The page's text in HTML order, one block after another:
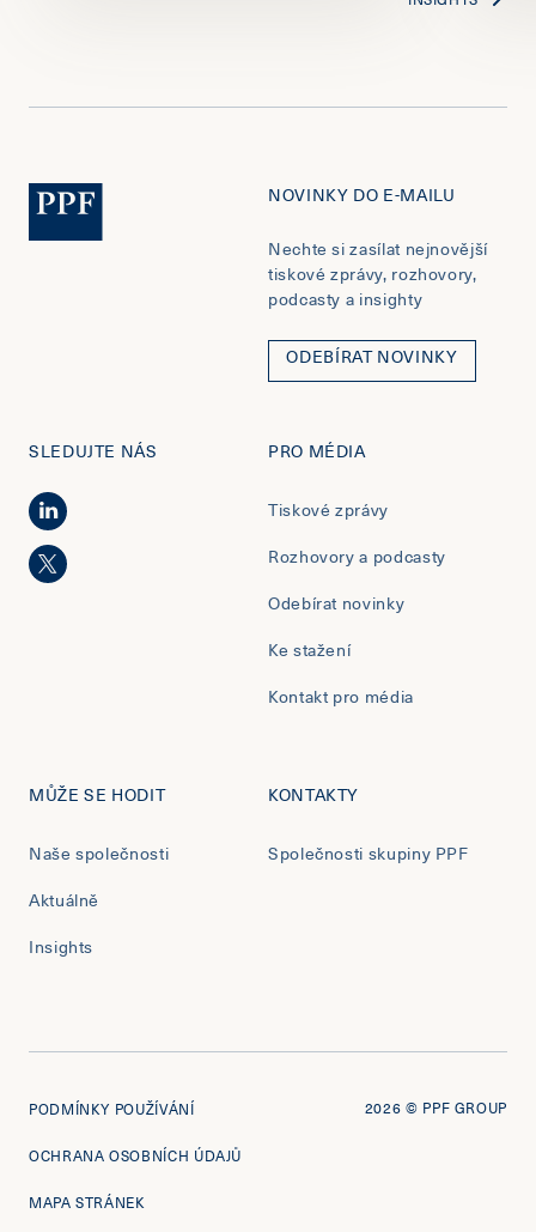
NOVINKY DO E-MAILU
Nechte si zasílat nejnovější
tiskové zprávy, rozhovory,
podcasty a insighty
ODEBÍRAT NOVINKY
SLEDUJTE NÁS PRO MÉDIA
Tiskové zprávy
Rozhovory a podcasty
Odebírat novinky
Ke stažení
Kontakt pro média
MŮŽE SE HODIT
Naše společnosti
Aktuálně
Insights
KONTAKTY
Společnosti skupiny PPF
PODMÍNKY POUŽÍVÁNÍ
OCHRANA OSOBNÍCH ÚDAJŮ
MAPA STRÁNEK
2026 © PPF GROUP